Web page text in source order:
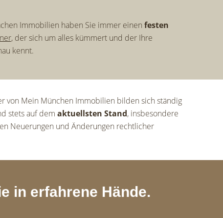
Immobilien haben Sie immer einen festen
, der sich um alles kümmert und der Ihre
kennt.
von Mein München Immobilien bilden sich ständig
stets auf dem aktuellsten Stand, insbesondere
Neuerungen und Änderungen rechtlicher
in erfahrene Hände.